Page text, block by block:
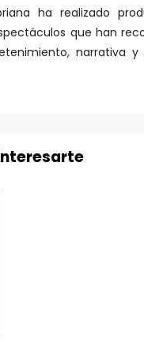
ha realizado
que han
narrativa